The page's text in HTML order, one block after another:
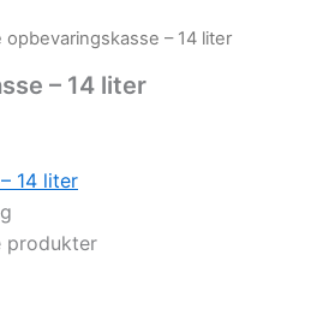
– 14 liter
– 14 liter
14 liter
produkter